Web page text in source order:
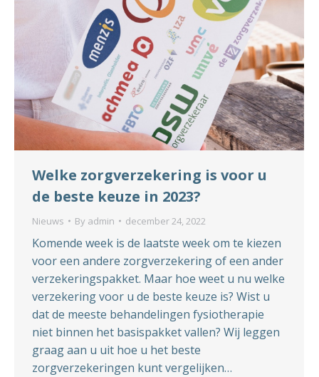
Welke zorgverzekering is voor u
de beste keuze in 2023?
Nieuws By admin december 24, 2022
Komende week is de laatste week om te kiezen
voor een andere zorgverzekering of een ander
verzekeringspakket. Maar hoe weet u nu welke
verzekering voor u de beste keuze is? Wist u
dat de meeste behandelingen fysiotherapie
niet binnen het basispakket vallen? Wij leggen
graag aan u uit hoe u het beste
zorgverzekeringen kunt vergelijken…